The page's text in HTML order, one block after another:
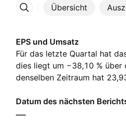
Übersicht
Mehr
EPS und Umsatz
Für das letzte Quartal hat
dies liegt um −38,10 %
denselben Zeitraum hat
je Aktie von 0,19 USD und
Datum des nächsten
—